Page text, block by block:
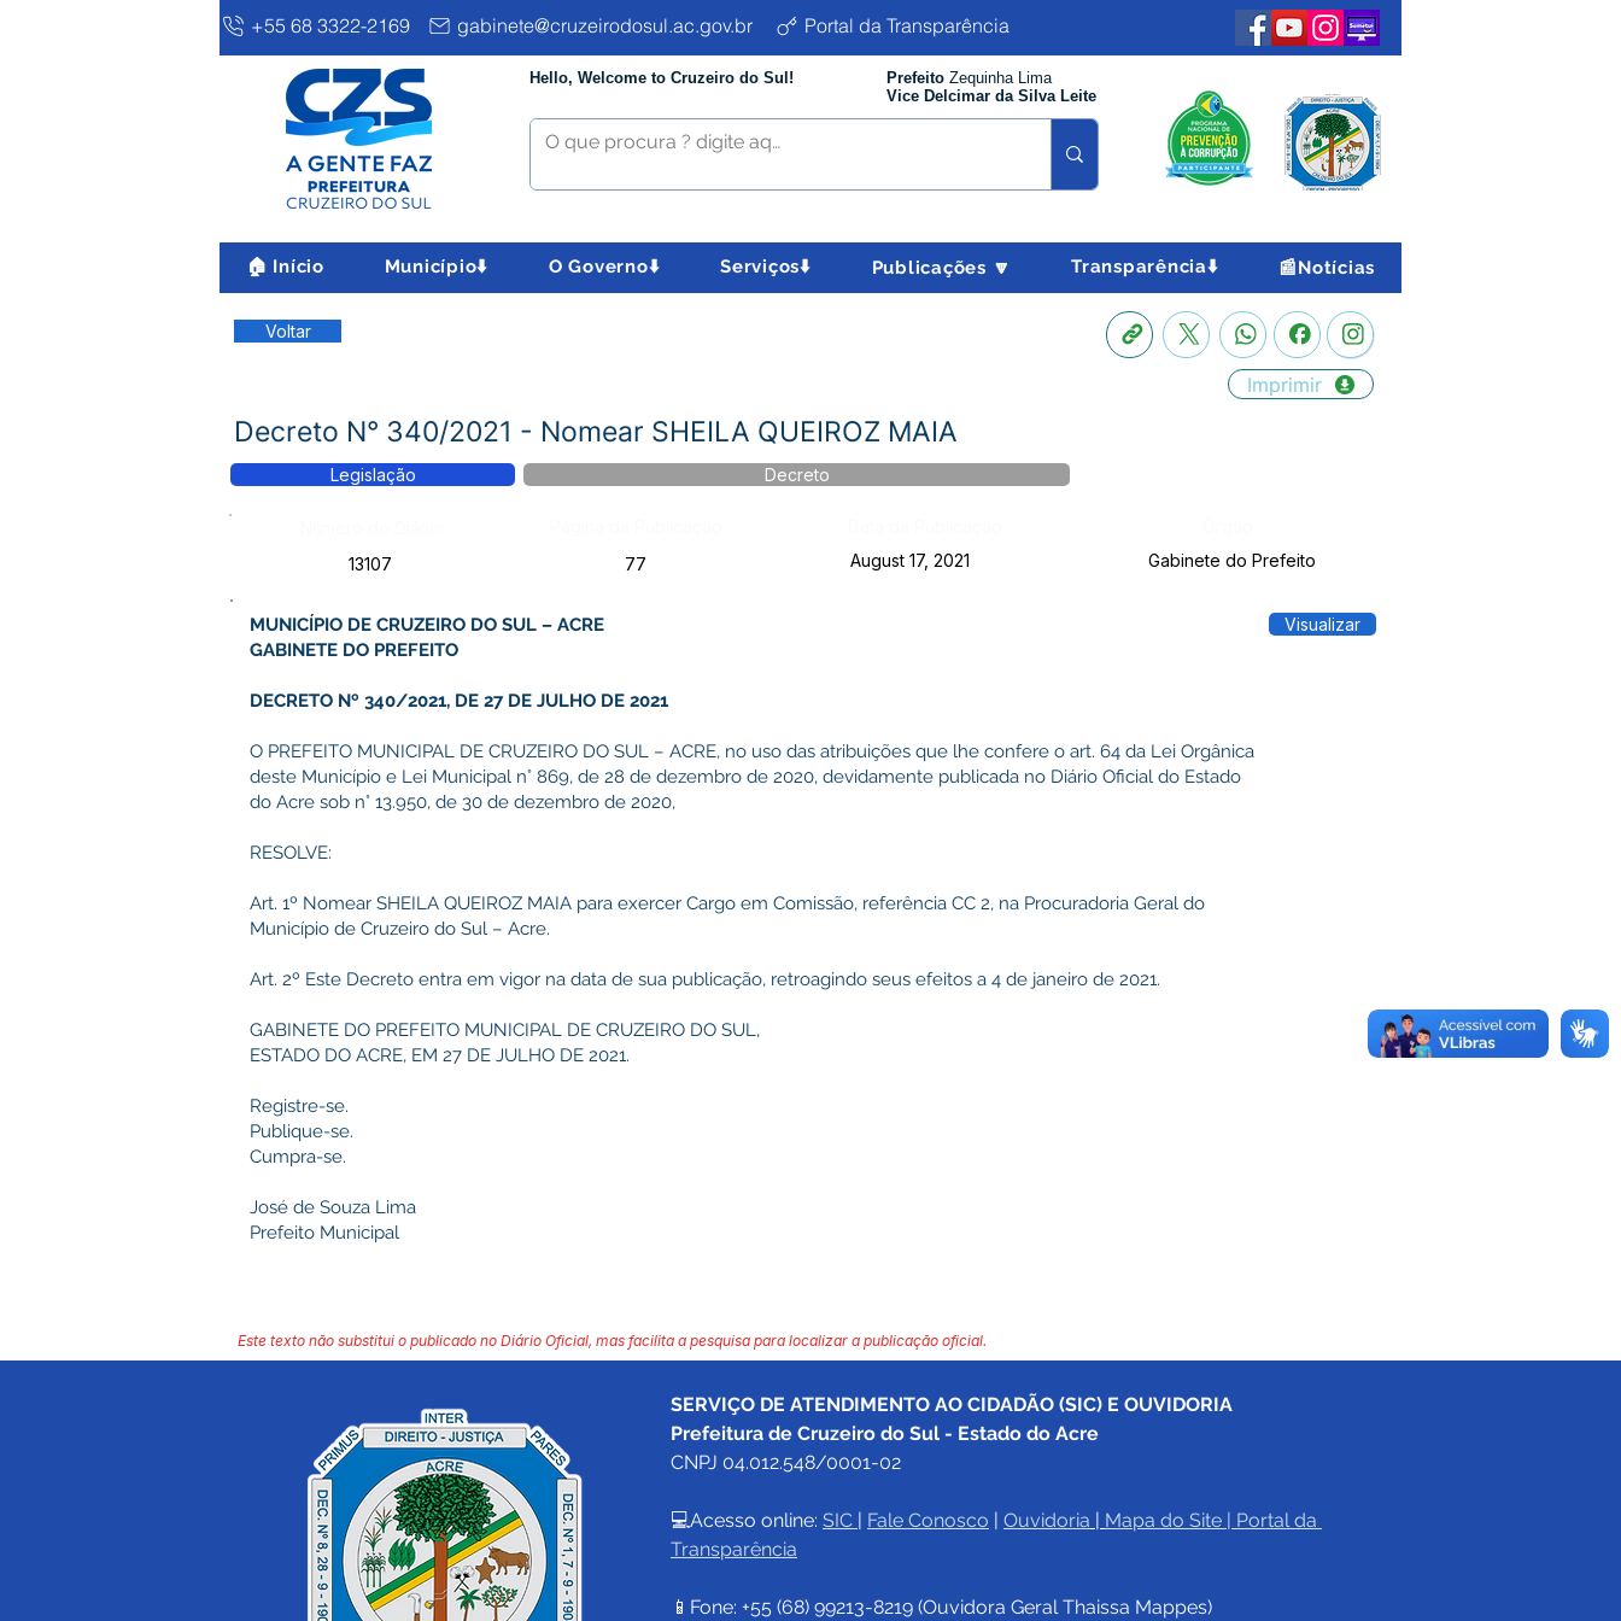
+55 68 3322-2169 gabinete@cruzeirodosul.ac.gov.br Portal da Transparência
Hello, Welcome to Cruzeiro do Sul! Prefeito Zequinha Lima
Vice Delcimar da Silva Leite
🏠 Início Município⬇️ O Governo⬇️ Serviços⬇️ Publicações 🔽 Transparência⬇️ 📰Notícias
Voltar
Imprimir
Decreto N° 340/2021 - Nomear SHEILA QUEIROZ MAIA
Legislação Decreto
13107
77 August 17, 2021 Gabinete do Prefeito
MUNICÍPIO DE CRUZEIRO DO SUL – ACRE
GABINETE DO PREFEITO
DECRETO Nº 340/2021, DE 27 DE JULHO DE 2021
O PREFEITO MUNICIPAL DE CRUZEIRO DO SUL – ACRE, no uso das atribuições que lhe confere o art. 64 da Lei Orgânica
deste Município e Lei Municipal n° 869, de 28 de dezembro de 2020, devidamente publicada no Diário Oficial do Estado
do Acre sob n° 13.950, de 30 de dezembro de 2020,
RESOLVE:
Art. 1º Nomear SHEILA QUEIROZ MAIA para exercer Cargo em Comissão, referência CC 2, na Procuradoria Geral do
Município de Cruzeiro do Sul – Acre.
Art. 2º Este Decreto entra em vigor na data de sua publicação, retroagindo seus efeitos a 4 de janeiro de 2021.
GABINETE DO PREFEITO MUNICIPAL DE CRUZEIRO DO SUL,
ESTADO DO ACRE, EM 27 DE JULHO DE 2021.
Registre-se.
Publique-se.
Cumpra-se.
José de Souza Lima
Prefeito Municipal
Visualizar
Este texto não substitui o publicado no Diário Oficial, mas facilita a pesquisa para localizar a publicação oficial.
SERVIÇO DE ATENDIMENTO AO CIDADÃO (SIC) E OUVIDORIA
Prefeitura de Cruzeiro do Sul - Estado do Acre
CNPJ 04.012.548/0001-02
💻Acesso online: SIC | Fale Conosco | Ouvidoria | Mapa do Site | Portal da
Transparência
📱Fone: +55 (68) 99213-8219 (Ouvidora Geral Thaissa Mappes)